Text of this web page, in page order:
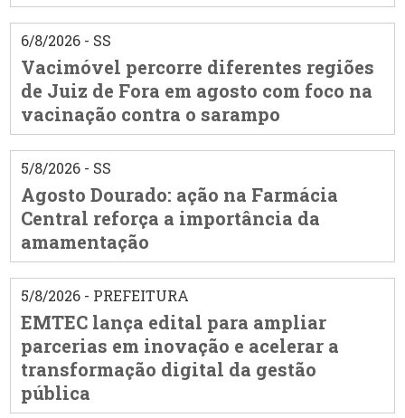
6/8/2026 - SS
Vacimóvel percorre diferentes regiões
de Juiz de Fora em agosto com foco na
vacinação contra o sarampo
5/8/2026 - SS
Agosto Dourado: ação na Farmácia
Central reforça a importância da
amamentação
5/8/2026 - PREFEITURA
EMTEC lança edital para ampliar
parcerias em inovação e acelerar a
transformação digital da gestão
pública